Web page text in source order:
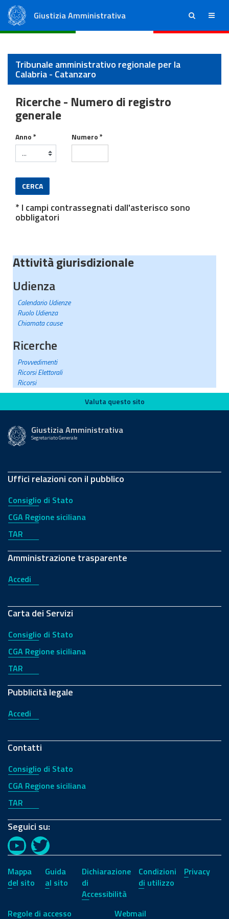
Giustizia Amministrativa ricerca menu
Tribunale amministrativo regionale per la
Calabria - Catanzaro
Ricerche - Numero di registro
generale
Ricorsi
Anno * Numero *
CERCA
* I campi contrassegnati dall'asterisco sono
obbligatori
Attività giurisdizionale
Udienza
Calendario Udienze
Ruolo Udienza
Chiamata cause
Ricerche
Provvedimenti
Ricorsi Elettorali
Ricorsi
Valuta questo sito
Valuta questo sito
Giustizia Amministrativa
Segretariato Generale
Uffici relazioni con il pubblico
Consiglio di Stato
CGA Regione siciliana
TAR
Amministrazione trasparente
Accedi
Carta dei Servizi
Consiglio di Stato
CGA Regione siciliana
TAR
Pubblicità legale
Accedi
Contatti
Consiglio di Stato
CGA Regione siciliana
TAR
Seguici su:
YouTubeTwitter
Mappa
del sito
Guida
al sito
Dichiarazione
di
Accessibilità
Condizioni
di utilizzo
Privacy
Regole di accesso Webmail